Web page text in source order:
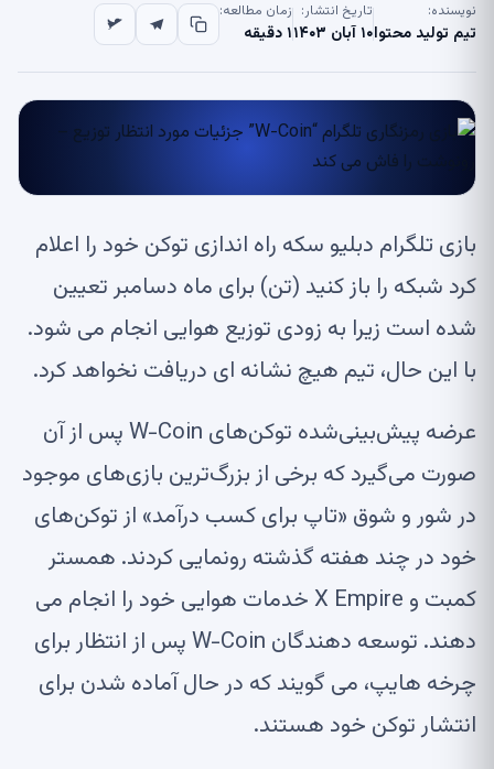
نویسنده:
تیم تولید محتوا
تاریخ انتشار:
۱۰ آبان ۱۴۰۳
زمان مطالعه:
۱ دقیقه
بازی تلگرام دبلیو سکه راه اندازی توکن خود را اعلام
کرد شبکه را باز کنید (تن) برای ماه دسامبر تعیین
شده است زیرا به زودی توزیع هوایی انجام می شود.
با این حال، تیم هیچ نشانه ای دریافت نخواهد کرد.
عرضه پیش‌بینی‌شده توکن‌های W-Coin پس از آن
صورت می‌گیرد که برخی از بزرگ‌ترین بازی‌های موجود
در شور و شوق «تاپ برای کسب درآمد» از توکن‌های
خود در چند هفته گذشته رونمایی کردند. همستر
کمبت
و X Empire خدمات هوایی خود را انجام می
دهند. توسعه دهندگان W-Coin پس از انتظار برای
چرخه هایپ، می گویند که در حال آماده شدن برای
انتشار توکن خود هستند.